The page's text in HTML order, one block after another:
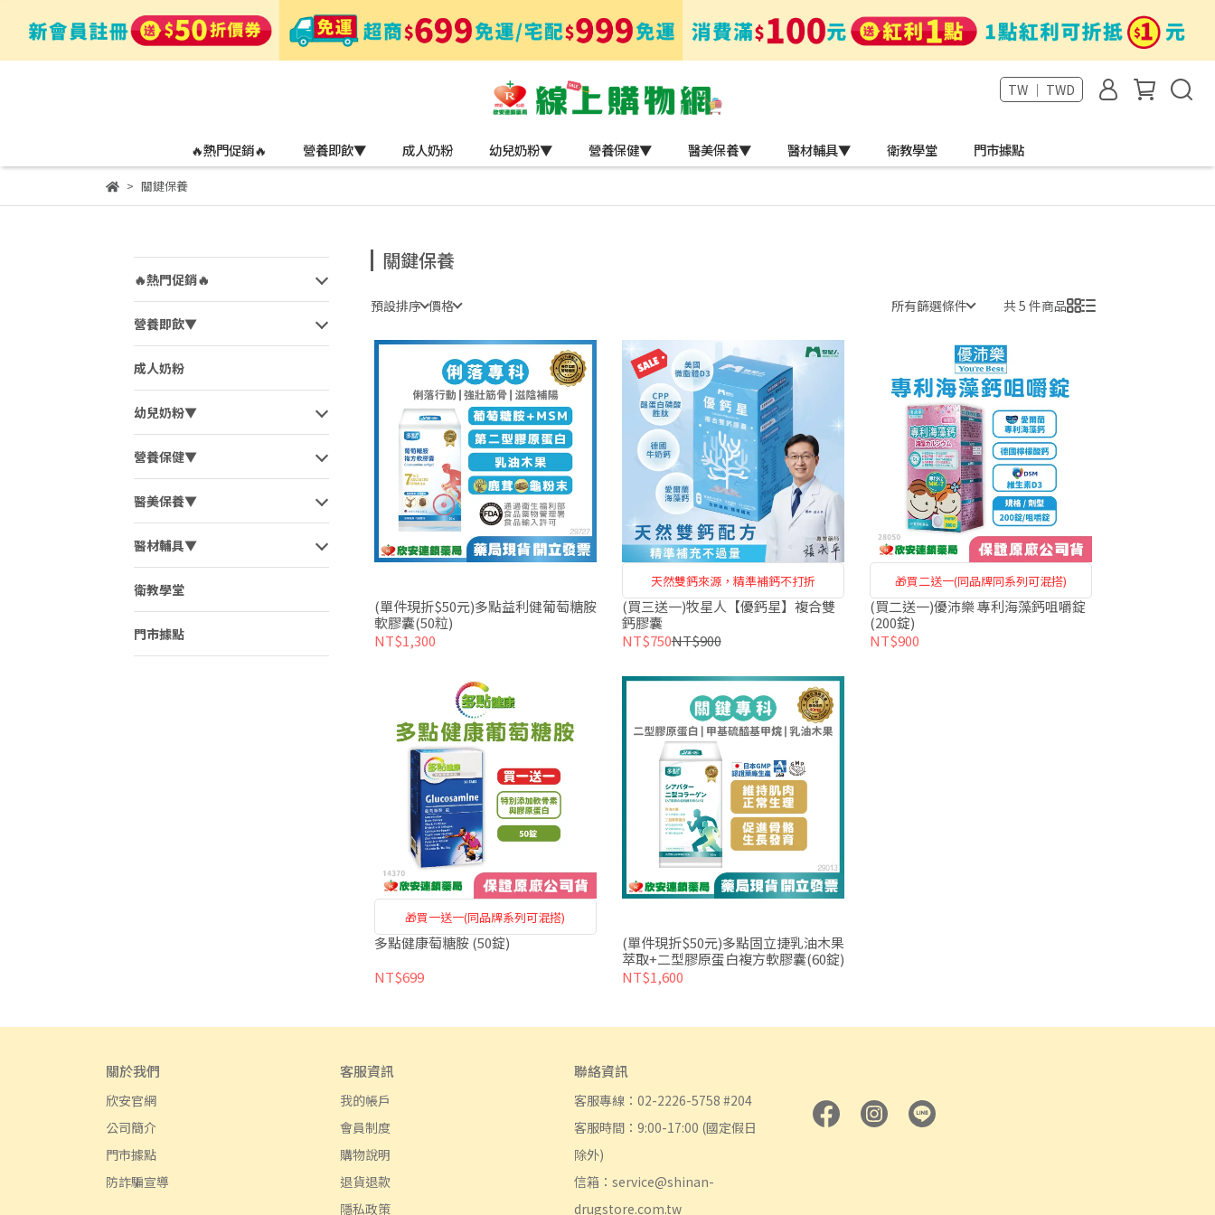
TW ｜ TWD
🔥熱門促銷🔥 營養即飲▼ 成人奶粉 幼兒奶粉▼ 營養保健▼ 醫美保養▼ 醫材輔具▼ 衛教學堂 門市據點
關鍵保養
🔥熱門促銷🔥
營養即飲▼
成人奶粉
幼兒奶粉▼
營養保健▼
醫美保養▼
醫材輔具▼
衛教學堂
門市據點
關鍵保養
預設排序 價格 所有篩選條件 共 5 件商品
(單件現折$50元)多點益利健葡萄糖胺
軟膠囊(50粒)
NT$1,300
天然雙鈣來源，精準補鈣不打折
(買三送一)牧星人【優鈣星】複合雙
鈣膠囊
NT$750NT$900
🎁買二送一(同品牌同系列可混搭)
(買二送一)優沛樂 專利海藻鈣咀嚼錠
(200錠)
NT$900
🎁買一送一(同品牌系列可混搭)
多點健康萄糖胺 (50錠)
NT$699
(單件現折$50元)多點固立捷乳油木果
萃取+二型膠原蛋白複方軟膠囊(60錠)
NT$1,600
關於我們
欣安官網
公司簡介
門市據點
防詐騙宣導
客服資訊
我的帳戶
會員制度
購物說明
退貨退款
隱私政策
聯絡資訊
客服專線：02-2226-5758 #204
客服時間：9:00-17:00 (國定假日
除外)
信箱：service@shinan-
drugstore.com.tw